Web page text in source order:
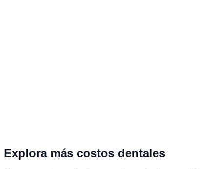
Explora más costos dentales